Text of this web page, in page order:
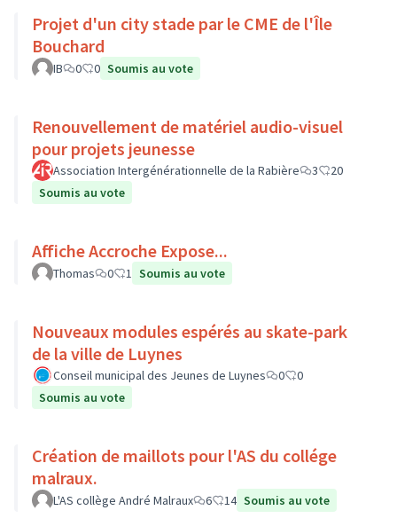
Projet d'un city stade par le CME de l'Île
Bouchard
IB 0 0 Soumis au vote
Renouvellement de matériel audio-visuel
pour projets jeunesse
Association Intergénérationnelle de la Rabière 3
20
Soumis au vote
Affiche Accroche Expose...
Thomas 0 1 Soumis au vote
Nouveaux modules espérés au skate-park
de la ville de Luynes
Conseil municipal des Jeunes de Luynes 0
0
Soumis au vote
Création de maillots pour l'AS du collége
malraux.
L'AS collège André Malraux 6 14 Soumis au vote